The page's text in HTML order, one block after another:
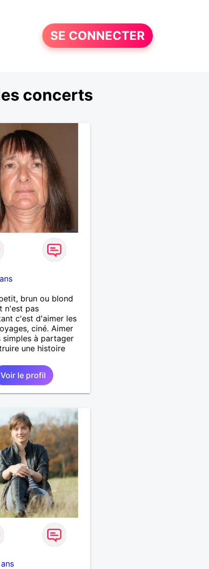
SE CONNECTER
concerts
brun ou blond
n'est pas
c'est d'aimer les
ciné. Aimer
simples à partager
une histoire
Voir le profil